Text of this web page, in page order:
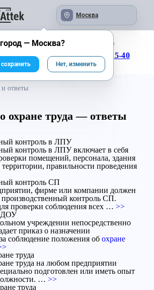
Москва
с 09:00 до 18:00
8 800 333-25-40
ответы
охране труда — ответы
контроль в ЛПУ
контроль в ЛПУ включает в себя
помещений, персонала, здания
правильности проведения
контроль СП
фирме или компании должен
производственный контроль СП.
проверки соблюдения всех … >>
ДОУ
учреждении непосредственно
приказ о назначении
соблюдение положения об охране
труда
труда на любом предприятии
подготовлен или иметь опыт
… >>
труда
— Москва?
Нет, изменить